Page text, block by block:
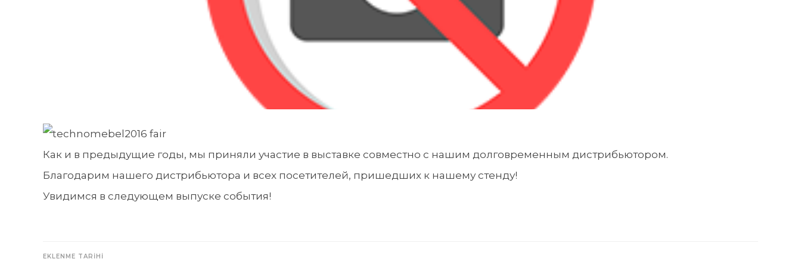
Как и в предыдущие годы, мы приняли участие в выставке совместно с нашим долговременным дистрибьютором.
Благодарим нашего дистрибьютора и всех посетителей, пришедших к нашему стенду!
Увидимся в следующем выпуске события!
EKLENME TARİHİ